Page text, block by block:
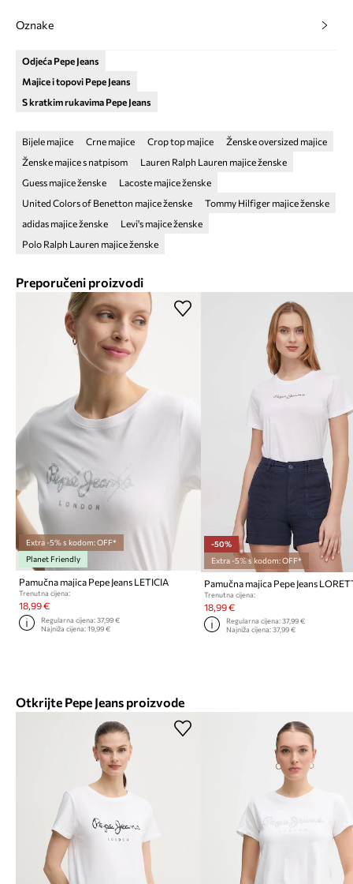
Oznake
Odjeća Pepe Jeans
Majice i topovi Pepe Jeans
S kratkim rukavima Pepe Jeans
Bijele majice Crne majice Crop top majice
Ženske oversized majice
Ženske majice s natpisom
Lauren Ralph Lauren majice ženske
Guess majice ženske
Lacoste majice ženske
United Colors of Benetton majice ženske
Tommy Hilfiger majice ženske
adidas majice ženske
Levi's majice ženske
Polo Ralph Lauren majice ženske
Preporučeni proizvodi
Extra -5% s kodom: OFF*
Planet Friendly
Pamučna majica Pepe Jeans LETICIA
Trenutna cijena:
18,99 €
Regularna cijena:37,99 €
Najniža cijena:19,99 €
-50%
Extra -5% s kodom: OFF*
Pamučna majica Pepe Jeans
Trenutna cijena:
18,99 €
Regularna cijena: 37,99 €
Najniža cijena: 37,99 €
Otkrijte Pepe Jeans proizvode